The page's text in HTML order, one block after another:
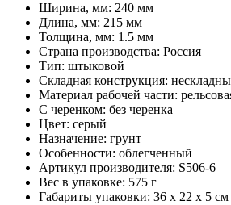
Ширина, мм: 240 мм
Длина, мм: 215 мм
Толщина, мм: 1.5 мм
Страна производства: Россия
Тип: штыковой
Складная конструкция:
Материал рабочей части:
С черенком: без черенка
Цвет: серый
Назначение: грунт
Особенности: облегченный
Артикул производителя: S506-6
Вес в упаковке: 575 г
Габариты упаковки: 36 x 22 x 5 см